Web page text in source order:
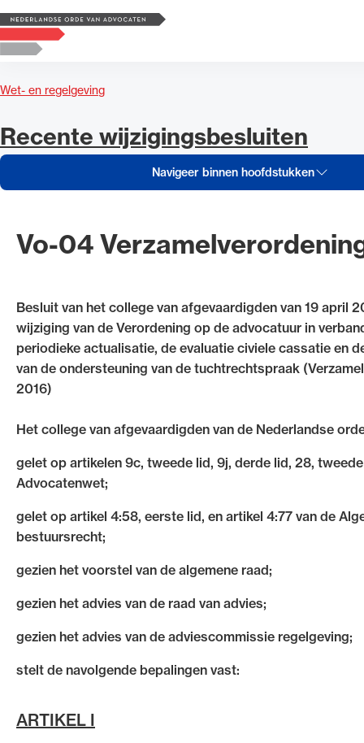
Logo, to the homepage
Wet- en regelgeving
Navigeer binnen hoofdstukken
Vo-04
Besluit van het college van afgevaardigden van 19 april
wijziging van de Verordening op de advocatuur in
periodieke actualisatie, de evaluatie civiele cassatie en
van de ondersteuning van de tuchtrechtspraak
2016)
Het college van afgevaardigden van de Nederlandse
gelet op artikelen 9c, tweede lid, 9j, derde lid, 28,
Advocatenwet;
gelet op artikel 4:58, eerste lid, en artikel 4:77 van de
bestuursrecht;
gezien het voorstel van de algemene raad;
gezien het advies van de raad van advies;
gezien het advies van de adviescommissie regelgeving;
stelt de navolgende bepalingen vast:
ARTIKEL I
Navigeer inhoud van
Recente wijzigingsbesluiten
Navigeer inhoud van Recente
Zoeken
Zoek op trefwoord
Uitgelicht
Advocatenwet tot de Verordening op de advocatuur